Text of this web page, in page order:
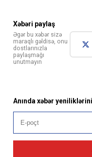
Xəbəri paylaş
Əgər bu xəbər sizə
maraqlı gəldisə, onu
dostlarınızla
paylaşmağı
unutmayın
Anında xəbər